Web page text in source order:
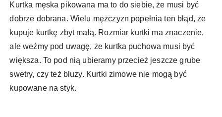
Kurtka męska pikowana ma to do siebie, że musi być
dobrze dobrana. Wielu mężczyzn popełnia ten błąd, że
kupuje kurtkę zbyt małą. Rozmiar kurtki ma znaczenie,
ale weźmy pod uwagę, że kurtka puchowa musi być
większa. To pod nią ubieramy przecież jeszcze grube
swetry, czy też bluzy. Kurtki zimowe nie mogą być
kupowane na styk.